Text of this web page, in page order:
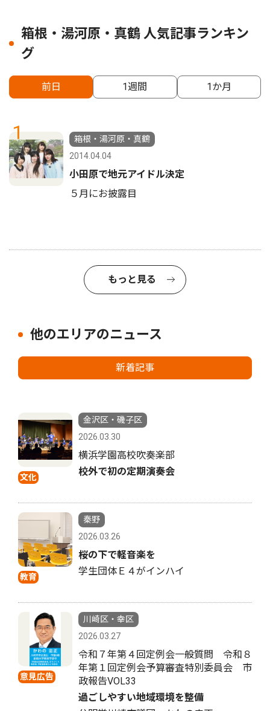
箱根・湯河原・真鶴 人気記事ランキン
グ
前日 1週間 1か月
1
箱根・湯河原・真鶴
2014.04.04
小田原で地元アイドル決定
５月にお披露目
もっと見る
他のエリアのニュース
新着記事
文化
金沢区・磯子区
2026.03.30
横浜学園高校吹奏楽部
校外で初の定期演奏会
教育
秦野
2026.03.26
桜の下で軽音楽を
学生団体Ｅ４がインハイ
意見広告
川崎区・幸区
2026.03.27
令和７年第４回定例会一般質問 令和８
年第１回定例会予算審査特別委員会 市
政報告VOL33
過ごしやすい地域環境を整備